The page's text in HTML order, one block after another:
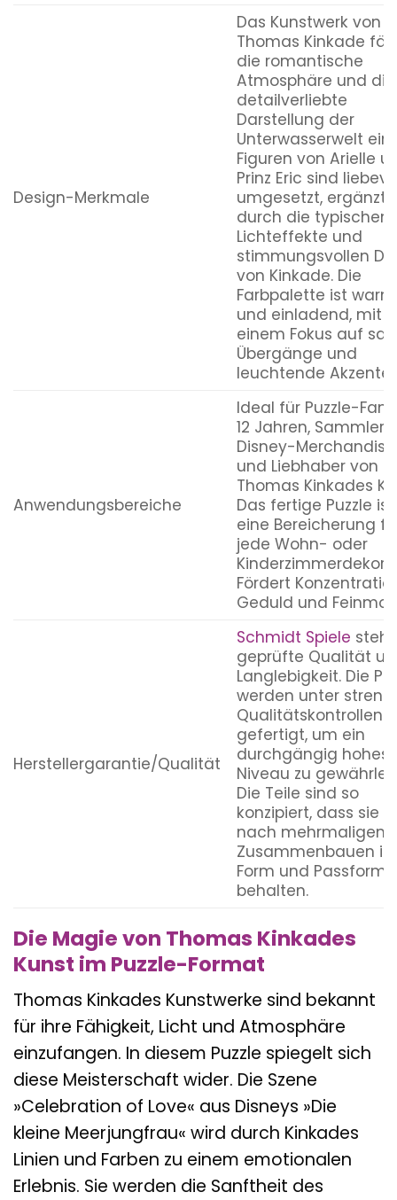
Design-Merkmale
Das Kunstwerk von
Thomas Kinkade
die romantische
Atmosphäre und die
detailverliebte
Darstellung der
Unterwasserwelt ein.
Figuren von Arielle
Prinz Eric sind
umgesetzt, ergänzt
durch die typischen
Lichteffekte und
stimmungsvollen
von Kinkade. Die
Farbpalette ist warm
und einladend, mit
einem Fokus auf
Übergänge und
leuchtende Akzente.
Anwendungsbereiche
Ideal für Puzzle-
12 Jahren, Sammler
Disney-Merchandise
und Liebhaber von
Thomas Kinkades
Das fertige Puzzle ist
eine Bereicherung
jede Wohn- oder
Fördert
Geduld und
Herstellergarantie/Qualität
Schmidt Spiele
geprüfte Qualität
Langlebigkeit. Die
werden unter
Qualitätskontrollen
gefertigt, um ein
durchgängig hohes
Niveau zu
Die Teile sind so
konzipiert, dass sie
nach mehrmaligem
Zusammenbauen
Form und Passform
behalten.
Die Magie von Thomas Kinkades
Kunst im Puzzle-Format
Thomas Kinkades Kunstwerke sind bekannt
für ihre Fähigkeit, Licht und Atmosphäre
einzufangen. In diesem Puzzle spiegelt sich
diese Meisterschaft wider. Die Szene
»Celebration of Love« aus Disneys »Die
kleine Meerjungfrau« wird durch Kinkades
Linien und Farben zu einem emotionalen
Erlebnis. Sie werden die Sanftheit des